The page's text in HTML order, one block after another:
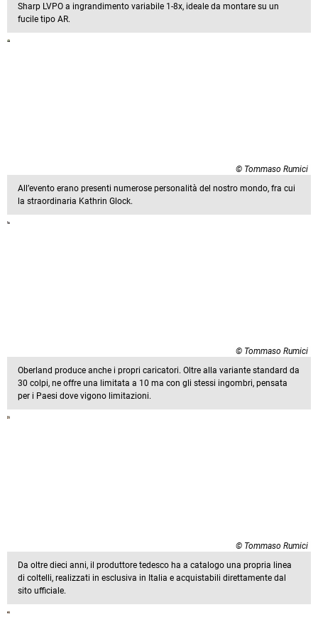
Sharp LVPO a ingrandimento variabile 1-8x, ideale da montare su un
fucile tipo AR.
© Tommaso Rumici
All’evento erano presenti numerose personalità del nostro mondo, fra cui
la straordinaria Kathrin Glock.
© Tommaso Rumici
Oberland produce anche i propri caricatori. Oltre alla variante standard da
30 colpi, ne offre una limitata a 10 ma con gli stessi ingombri, pensata
per i Paesi dove vigono limitazioni.
© Tommaso Rumici
Da oltre dieci anni, il produttore tedesco ha a catalogo una propria linea
di coltelli, realizzati in esclusiva in Italia e acquistabili direttamente dal
sito ufficiale.